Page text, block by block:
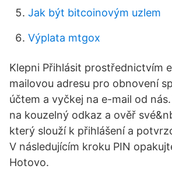
Jak být bitcoinovým uzlem
Výplata mtgox
Klepni Přihlásit prostřednictvím
mailovou adresu pro obnovení
účtem a vyčkej na e-mail od
na kouzelný odkaz a ověř
který slouží k přihlášení a
V následujícím kroku PIN
Hotovo.